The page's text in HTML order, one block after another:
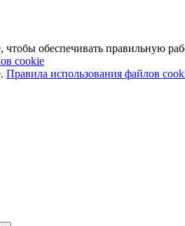
обеспечивать правильную
cookie
Правила использования файлов